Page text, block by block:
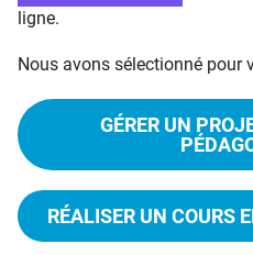
ligne.
Nous avons sélectionné pour
GÉRER UN
RÉALISER UN COURS